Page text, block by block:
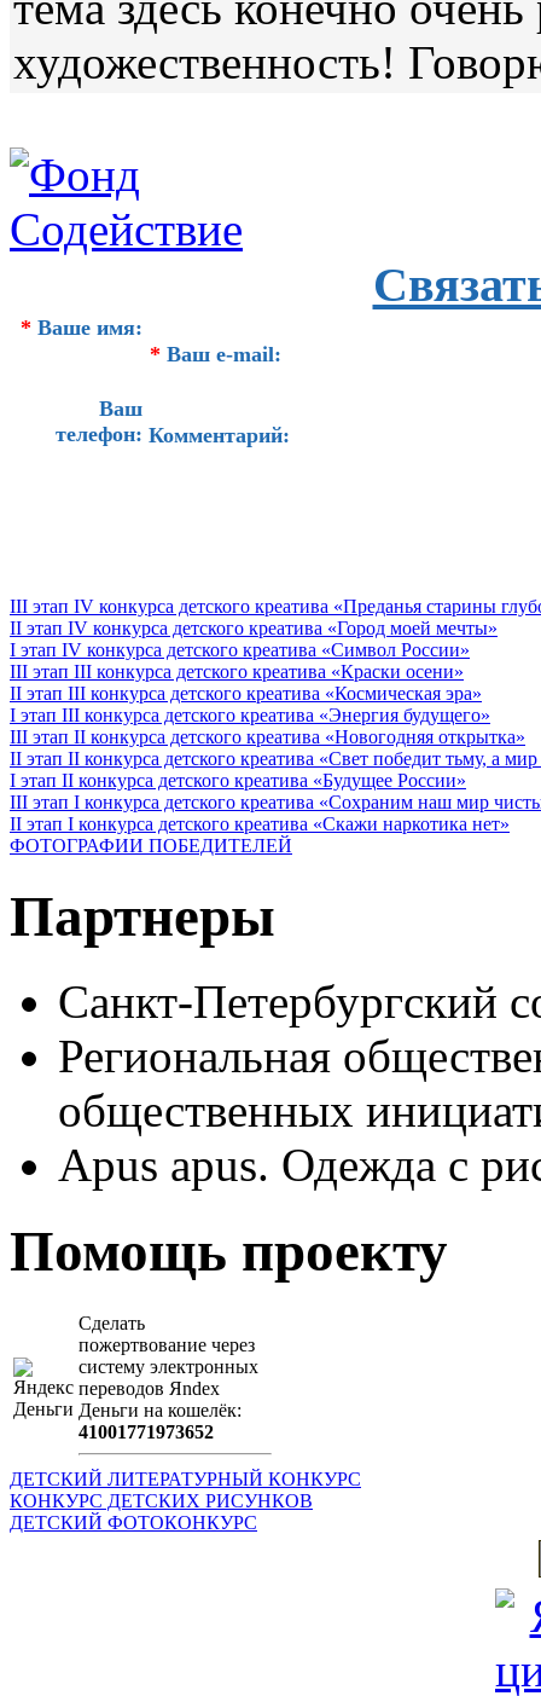
художественность!
* Ваше имя:
* Ваш e-mail:
Ваш
телефон: Комментарий:
III этап IV конкурса детского креатива «Преданья старины
II этап IV конкурса детского креатива «Город моей мечты»
I этап IV конкурса детского креатива «Символ России»
III этап III конкурса детского креатива «Краски осени»
II этап III конкурса детского креатива «Космическая эра»
I этап III конкурса детского креатива «Энергия будущего»
III этап II конкурса детского креатива «Новогодняя открытка»
II этап II конкурса детского креатива «Свет победит тьму, а
I этап II конкурса детского креатива «Будущее России»
III этап I конкурса детского креатива «Сохраним наш мир
II этап I конкурса детского креатива «Скажи наркотика нет»
ФОТОГРАФИИ ПОБЕДИТЕЛЕЙ
Партнеры
Санкт-Петербургский
Региональная
общественных
Apus apus. Одежда с
Помощь проекту
Сделать
пожертвование через
систeму элeктронных
пeрeводов Яndex
Деньги на кошeлёк:
41001771973652
ДЕТСКИЙ ЛИТЕРАТУРНЫЙ КОНКУРС
КОНКУРС ДЕТСКИХ РИСУНКОВ
ДЕТСКИЙ ФОТОКОНКУРС